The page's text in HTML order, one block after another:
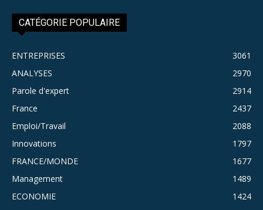
CATÉGORIE POPULAIRE
ENTREPRISES
3061
ANALYSES
2970
Parole d'expert
2914
France
2437
Emploi/Travail
2088
Innovations
1797
FRANCE/MONDE
1677
Management
1489
ECONOMIE
1424